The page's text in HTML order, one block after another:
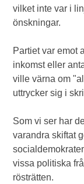
vilket inte var i
önskningar.
Partiet var emot
inkomst eller
ville värna om
uttrycker sig i
Som vi ser har
varandra skiftat
vissa politiska
rösträtten.